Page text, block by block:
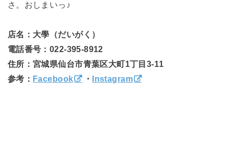
さ。おしまいっ♪
店名：大學（だいがく）
電話番号：022-395-8912
住所：宮城県仙台市青葉区大町1丁目3-11
参考： Facebook ・ Instagram